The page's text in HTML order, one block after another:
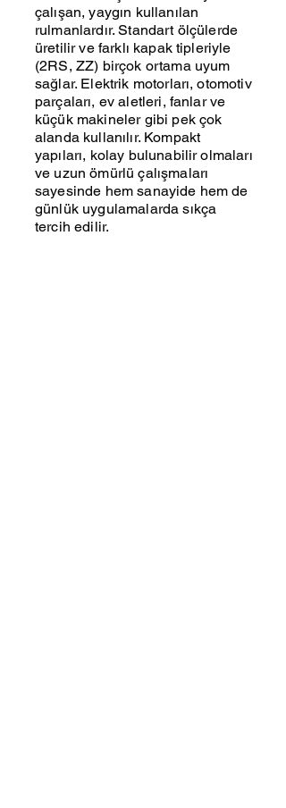
çalışan, yaygın kullanılan
rulmanlardır. Standart ölçülerde
üretilir ve farklı kapak tipleriyle
(2RS, ZZ) birçok ortama uyum
sağlar. Elektrik motorları, otomotiv
parçaları, ev aletleri, fanlar ve
küçük makineler gibi pek çok
alanda kullanılır. Kompakt
yapıları, kolay bulunabilir olmaları
ve uzun ömürlü çalışmaları
sayesinde hem sanayide hem de
günlük uygulamalarda sıkça
tercih edilir.